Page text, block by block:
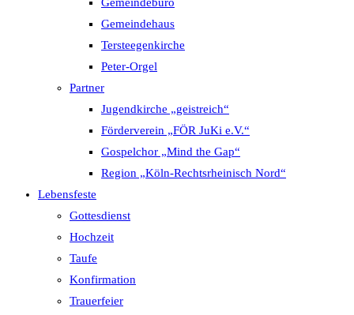
Gemeindehaus
Tersteegenkirche
Peter-Orgel
Partner
Jugendkirche „geistreich“
Förderverein „FÖR JuKi e.V.“
Gospelchor „Mind the Gap“
Region „Köln-Rechtsrheinisch Nord“
Lebensfeste
Gottesdienst
Hochzeit
Taufe
Konfirmation
Trauerfeier